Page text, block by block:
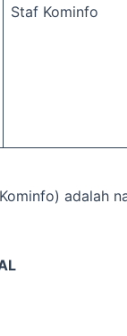
Staf Kominfo
adalah